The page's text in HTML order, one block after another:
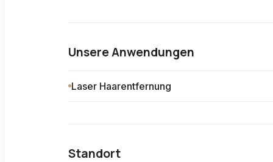
Unsere Anwendungen
Laser Haarentfernung
Standort